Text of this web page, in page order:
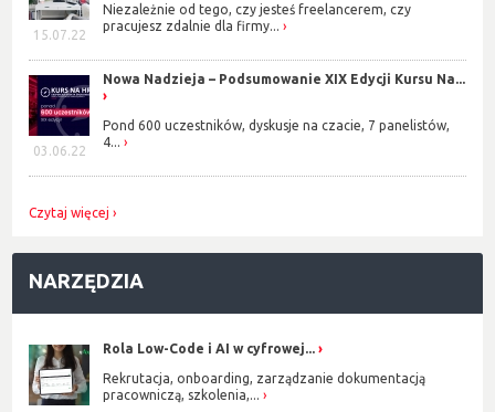
15.07.22
Niezależnie od tego, czy jesteś freelancerem, czy
pracujesz zdalnie dla firmy...
03.06.22
Nowa Nadzieja – Podsumowanie XIX Edycji Kursu Na...
Pond 600 uczestników, dyskusje na czacie, 7 panelistów,
4...
Czytaj więcej
NARZĘDZIA
Rola Low-Code i AI w cyfrowej...
Rekrutacja, onboarding, zarządzanie dokumentacją
pracowniczą, szkolenia,...